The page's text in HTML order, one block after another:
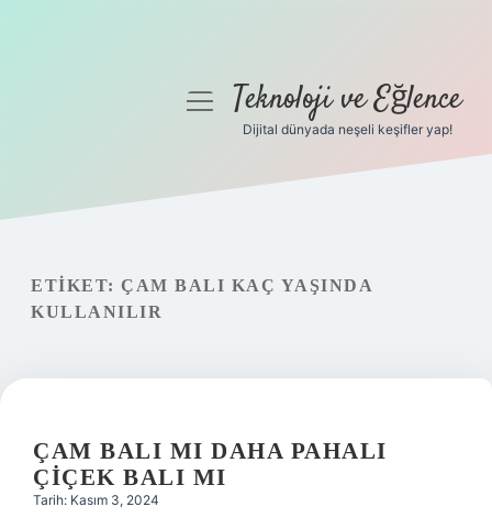
Gizlilik Politikası
Hakkımızda
menüyüTeknoloji ve Eğlence
Dijital dünyada neşeli keşifler yap!
ETIKET: ÇAM BALI KAÇ YAŞINDA
KULLANILIR
ÇAM BALI MI DAHA PAHALI
ÇIÇEK BALI MI
Tarih: Kasım 3, 2024